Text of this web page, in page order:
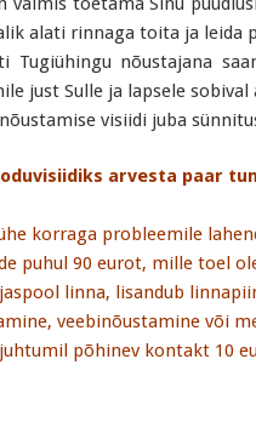
alati rinnaga toita ja leida
Tugiühingu nõustajana
just Sulle ja lapsele
visiidi juba
arvesta paar
korraga probleemile
puhul 90 eurot, mille toel
linna, lisandub
veebinõustamine või
põhinev kontakt 10